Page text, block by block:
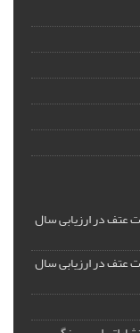
عتف در ارزیابی سال
عتف در ارزیابی سال